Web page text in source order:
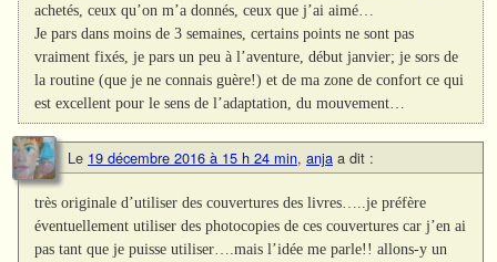
achetés, ceux qu’on m’a donnés, ceux que j’ai aimé…
Je pars dans moins de 3 semaines, certains points ne sont pas
vraiment fixés, je pars un peu à l’aventure, début janvier; je sors de
la routine (que je ne connais guère!) et de ma zone de confort ce qui
est excellent pour le sens de l’adaptation, du mouvement…
Le 19 décembre 2016 à 15 h 24 min, anja a dit :
très originale d’utiliser des couvertures des livres…..je préfère
éventuellement utiliser des photocopies de ces couvertures car j’en ai
pas tant que je puisse utiliser….mais l’idée me parle!! allons-y un